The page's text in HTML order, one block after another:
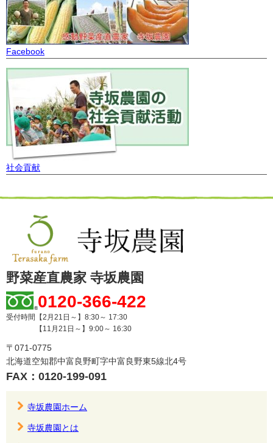
Facebook
社会貢献
野菜産直農家 寺坂農園
0120-366-422
受付時間【2月21日～】8:30～ 17:30
【11月21日～】9:00～ 16:30
〒071-0775
北海道空知郡中富良野町字中富良野東5線北4号
FAX：0120-199-091
寺坂農園ホーム
寺坂農園とは